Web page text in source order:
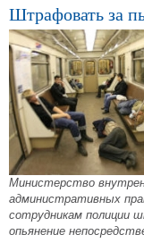
Штрафовать за
Министерство
административных
сотрудникам полиции
опьянение